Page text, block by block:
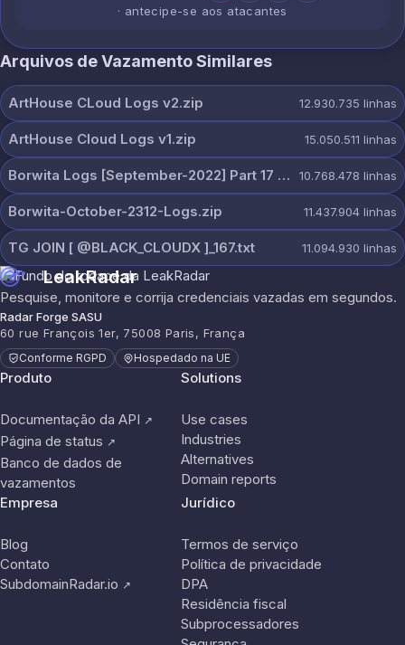
· antecipe-se aos atacantes
Arquivos de Vazamento Similares
ArtHouse CLoud Logs v2.zip 12.930.735 linhas
ArtHouse Cloud Logs v1.zip 15.050.511 linhas
Borwita Logs [September-2022] Part 17 [2307 Pcs].zip 10.768.478 linhas
Borwita-October-2312-Logs.zip 11.437.904 linhas
TG JOIN [ @BLACK_CLOUDX ]_167.txt 11.094.930 linhas
LeakRadar
Pesquise, monitore e corrija credenciais vazadas em segundos.
Radar Forge SASU
60 rue François 1er, 75008 Paris, França
Conforme RGPD Hospedado na UE
Produto
Documentação da API ↗
Página de status ↗
Banco de dados de
vazamentos
Solutions
Use cases
Industries
Alternatives
Domain reports
Empresa
Blog
Contato
SubdomainRadar.io ↗
Jurídico
Termos de serviço
Política de privacidade
DPA
Residência fiscal
Subprocessadores